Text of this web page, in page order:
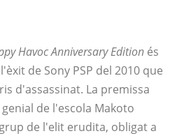
Havoc Anniversary Edition és
de Sony PSP del 2010 que
d'assassinat. La premissa
de l'escola Makoto
de l'elit erudita, obligat a